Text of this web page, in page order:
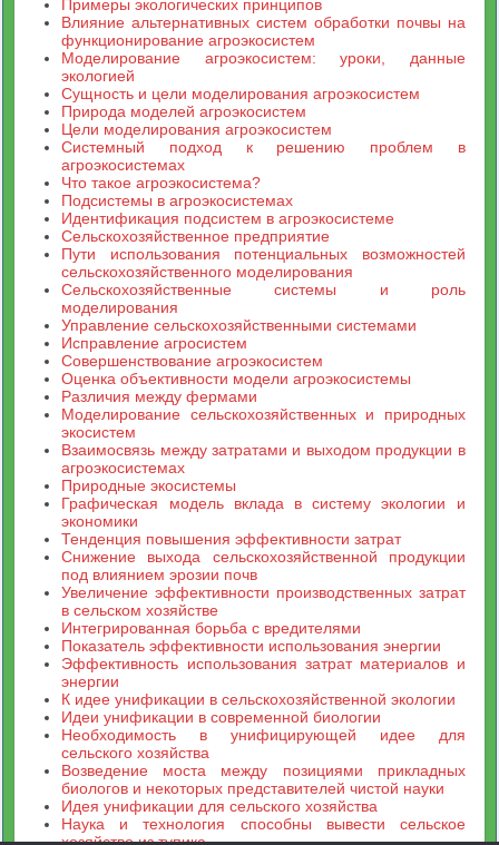
Примеры экологических принципов
Влияние альтернативных систем обработки почвы на
функционирование агроэкосистем
Моделирование агроэкосистем: уроки, данные
экологией
Сущность и цели моделирования агроэкосистем
Природа моделей агроэкосистем
Цели моделирования агроэкосистем
Системный подход к решению проблем в
агроэкосистемах
Что такое агроэкосистема?
Подсистемы в агроэкосистемах
Идентификация подсистем в агроэкосистеме
Сельскохозяйственное предприятие
Пути использования потенциальных возможностей
сельскохозяйственного моделирования
Сельскохозяйственные системы и роль
моделирования
Управление сельскохозяйственными системами
Исправление агросистем
Совершенствование агроэкосистем
Оценка объективности модели агроэкосистемы
Различия между фермами
Моделирование сельскохозяйственных и природных
экосистем
Взаимосвязь между затратами и выходом продукции в
агроэкосистемах
Природные экосистемы
Графическая модель вклада в систему экологии и
экономики
Тенденция повышения эффективности затрат
Снижение выхода сельскохозяйственной продукции
под влиянием эрозии почв
Увеличение эффективности производственных затрат
в сельском хозяйстве
Интегрированная борьба с вредителями
Показатель эффективности использования энергии
Эффективность использования затрат материалов и
энергии
К идее унификации в сельскохозяйственной экологии
Идеи унификации в современной биологии
Необходимость в унифицирующей идее для
сельского хозяйства
Возведение моста между позициями прикладных
биологов и некоторых представителей чистой науки
Идея унификации для сельского хозяйства
Наука и технология способны вывести сельское